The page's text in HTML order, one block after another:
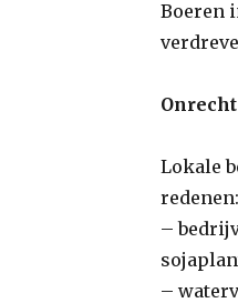
Boeren
Onrecht
Lokale
redenen:
–
–